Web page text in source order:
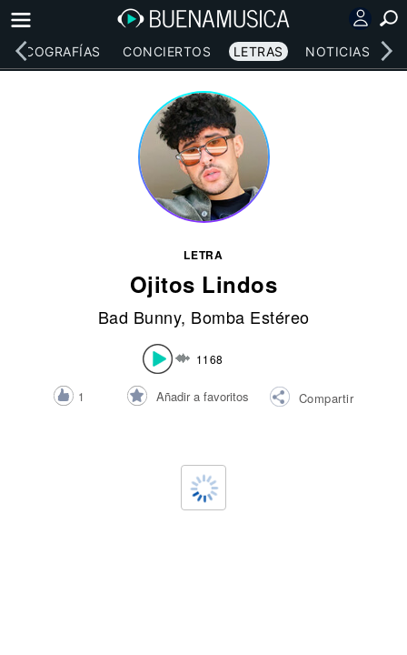
DISCOGRAFÍAS CONCIERTOS LETRAS NOTICIAS
LETRA
Ojitos Lindos
Bad Bunny, Bomba Estéreo
1168
1 Añadir a favoritos Compartir